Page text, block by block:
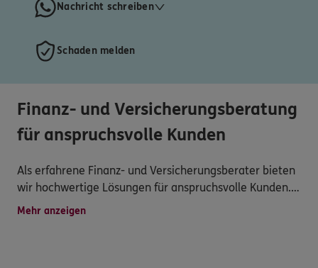
Nachricht schreiben
Schaden melden
Finanz- und Versicherungsberatung
für anspruchsvolle Kunden
Als erfahrene Finanz- und Versicherungsberater bieten
wir hochwertige Lösungen für anspruchsvolle Kunden.
Mit persönlicher Betreuung und professionellen
Mehr anzeigen